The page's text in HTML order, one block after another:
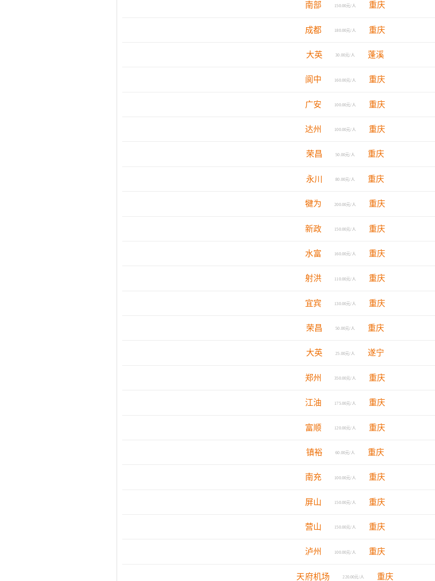
南部 150.00元/人 重庆
成都 180.00元/人 重庆
大英 30.00元/人 蓬溪
阆中 160.00元/人 重庆
广安 100.00元/人 重庆
达州 100.00元/人 重庆
荣昌 50.00元/人 重庆
永川 80.00元/人 重庆
犍为 200.00元/人 重庆
新政 150.00元/人 重庆
水富 160.00元/人 重庆
射洪 110.00元/人 重庆
宜宾 130.00元/人 重庆
荣昌 50.00元/人 重庆
大英 25.00元/人 遂宁
郑州 350.00元/人 重庆
江油 175.00元/人 重庆
富顺 120.00元/人 重庆
镇裕 60.00元/人 重庆
南充 100.00元/人 重庆
屏山 150.00元/人 重庆
营山 150.00元/人 重庆
泸州 100.00元/人 重庆
天府机场 220.00元/人 重庆